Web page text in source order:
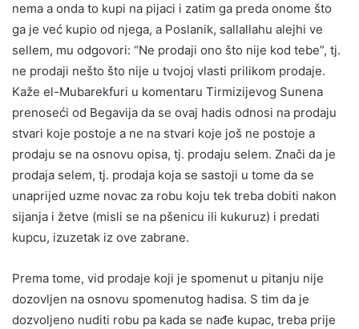
nema a onda to kupi na pijaci i zatim ga preda onome što
ga je već kupio od njega, a Poslanik, sallallahu alejhi ve
sellem, mu odgovori: “Ne prodaji ono što nije kod tebe”, tj.
ne prodaji nešto što nije u tvojoj vlasti prilikom prodaje.
Kaže el-Mubarekfuri u komentaru Tirmizijevog Sunena
prenoseći od Begavija da se ovaj hadis odnosi na prodaju
stvari koje postoje a ne na stvari koje još ne postoje a
prodaju se na osnovu opisa, tj. prodaju selem. Znači da je
prodaja selem, tj. prodaja koja se sastoji u tome da se
unaprijed uzme novac za robu koju tek treba dobiti nakon
sijanja i žetve (misli se na pšenicu ili kukuruz) i predati
kupcu, izuzetak iz ove zabrane.
Prema tome, vid prodaje koji je spomenut u pitanju nije
dozovljen na osnovu spomenutog hadisa. S tim da je
dozvoljeno nuditi robu pa kada se nađe kupac, treba prije